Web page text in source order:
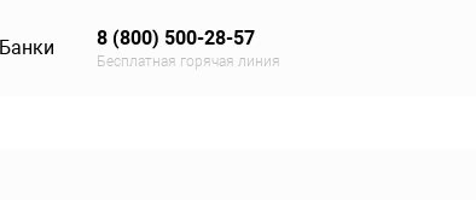
Банки 8 (800) 500-28-57
Бесплатная горячая линия